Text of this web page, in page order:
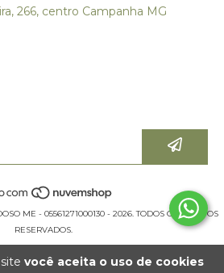
você aceita o uso de cookies
266, centro Campanha MG
ME - 05561271000130 - 2026. TODOS OS DIREITOS
RESERVADOS.